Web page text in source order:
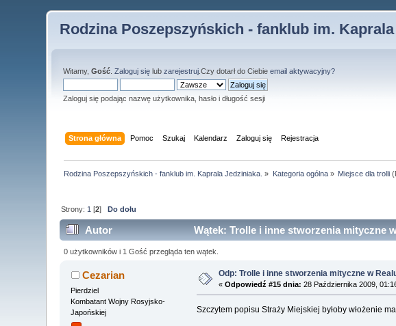
Rodzina Poszepszyńskich - fanklub im.
Witamy,Gość .Zaloguj się lubzarejestruj .Czy dotarł do Ciebieemail aktywacyjny?
Zaloguj się podając nazwę użytkownika, hasło i długość sesji
Strona główna Pomoc Szukaj Kalendarz Zaloguj się Rejestracja
Rodzina Poszepszyńskich - fanklub im. Kaprala Jedziniaka. » Kategoria ogólna» Miejsce dla trolli
Strony: 1 [2]Do dołu
Autor Wątek: Trolle i inne stworzenia mityczne
0 użytkowników i 1 Gość przegląda ten wątek.
Cezarian
Pierdziel
Kombatant Wojny Rosyjsko-
Japońskiej
Odp: Trolle i inne stworzenia mityczne w
«Odpowiedź #15 dnia: 28 Października 2009,
Szczytem popisu Straży Miejskiej byłoby włożenie